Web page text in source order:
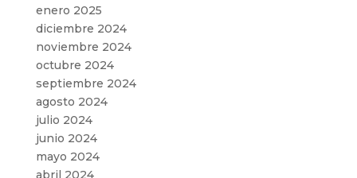
enero 2025
diciembre 2024
noviembre 2024
octubre 2024
septiembre 2024
agosto 2024
julio 2024
junio 2024
mayo 2024
abril 2024